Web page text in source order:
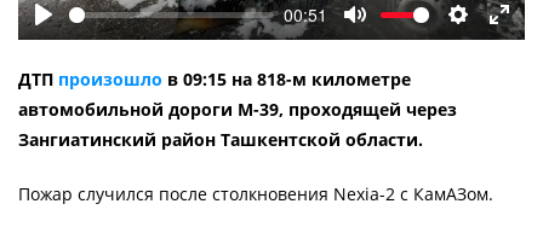
Воспроизвести
00:51
Отключить
Во
ДТП произошло в 09:15 на 818-м километре
автомобильной дороги М-39, проходящей через
Зангиатинский район Ташкентской области.
Пожар случился после столкновения Nexia-2 с КамАЗом.